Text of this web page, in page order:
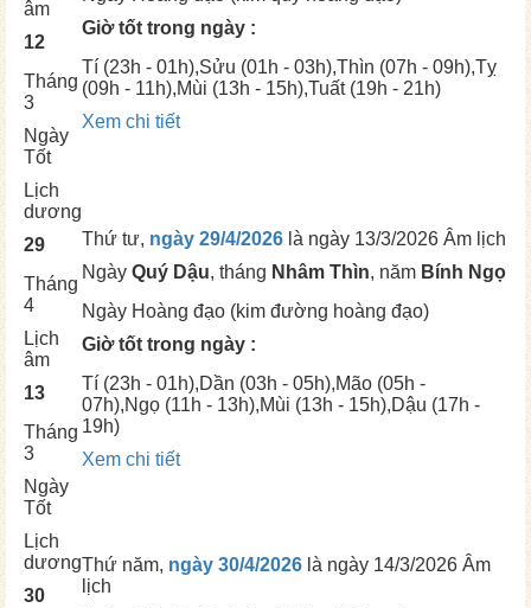
âm
12
Tháng
3
Ngày
Tốt
Giờ tốt trong ngày :
Tí (23h - 01h),Sửu (01h - 03h),Thìn (07h - 09h),Tỵ
(09h - 11h),Mùi (13h - 15h),Tuất(19h - 21h)
Xem chi tiết
Lịch
dương
29
Tháng
4
Lịch
âm
13
Tháng
3
Ngày
Tốt
Thứ tư, ngày 29/4/2026 là ngày 13/3/2026 Âm lịch
Ngày Quý Dậu, tháng Nhâm Thìn, năm Bính Ngọ
Ngày Hoàng đạo (kim đường hoàng đạo)
Giờ tốt trong ngày :
Tí (23h - 01h),Dần (03h - 05h),Mão (05h -
07h),Ngọ (11h - 13h),Mùi (13h - 15h),Dậu (17h -
19h)
Xem chi tiết
Lịch
dương
30
Thứ năm, ngày 30/4/2026 là ngày 14/3/2026 Âm
lịch